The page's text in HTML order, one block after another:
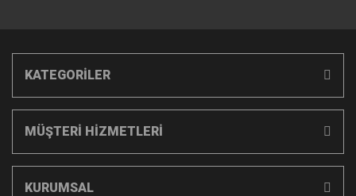
KATEGORİLER
MÜŞTERİ HİZMETLERİ
KURUMSAL